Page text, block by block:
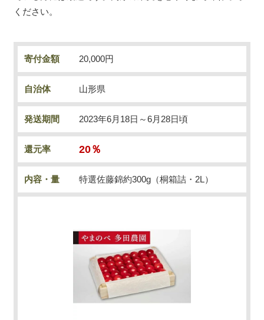
ください。
寄付金額 20,000円
自治体 山形県
発送期間 2023年6月18日～6月28日頃
還元率 20％
内容・量 特選佐藤錦約300g（桐箱詰・2L）